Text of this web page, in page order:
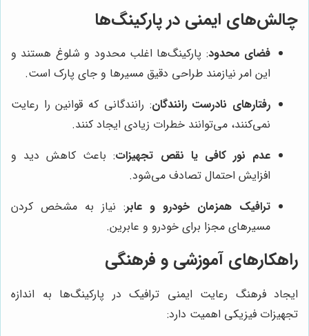
چالش‌های ایمنی در پارکینگ‌ها
فضای محدود: پارکینگ‌ها اغلب محدود و شلوغ هستند و
این امر نیازمند طراحی دقیق مسیرها و جای پارک است.
رفتارهای نادرست رانندگان: رانندگانی که قوانین را رعایت
نمی‌کنند، می‌توانند خطرات زیادی ایجاد کنند.
عدم نور کافی یا نقص تجهیزات: باعث کاهش دید و
افزایش احتمال تصادف می‌شود.
ترافیک همزمان خودرو و عابر: نیاز به مشخص کردن
مسیرهای مجزا برای خودرو و عابرین.
راهکارهای آموزشی و فرهنگی
ایجاد فرهنگ رعایت ایمنی ترافیک در پارکینگ‌ها به اندازه
تجهیزات فیزیکی اهمیت دارد: